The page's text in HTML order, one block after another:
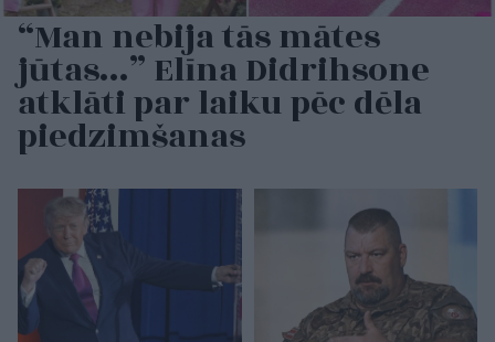
“Man nebija tās mātes
jūtas…” Elīna Didrihsone
atklāti par laiku pēc dēla
piedzimšanas